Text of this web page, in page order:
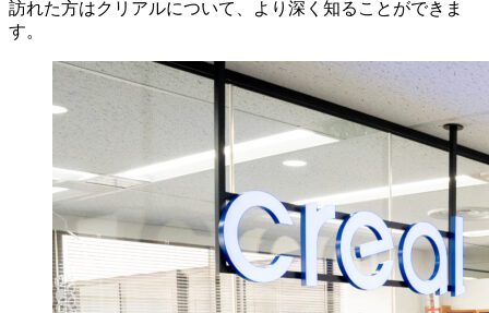
訪れた方はクリアルについて、より深く知ることができま
す。